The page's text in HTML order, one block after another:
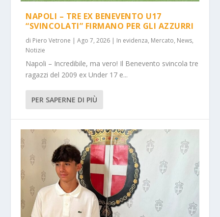
NAPOLI – TRE EX BENEVENTO U17
“SVINCOLATI” FIRMANO PER GLI AZZURRI
di Piero Vetrone |Ago 7, 2026 | In evidenza, Mercato, News,
Notizie
Napoli – Incredibile, ma vero! Il Benevento svincola tre
ragazzi del 2009 ex Under 17 e...
PER SAPERNE DI PIÙ